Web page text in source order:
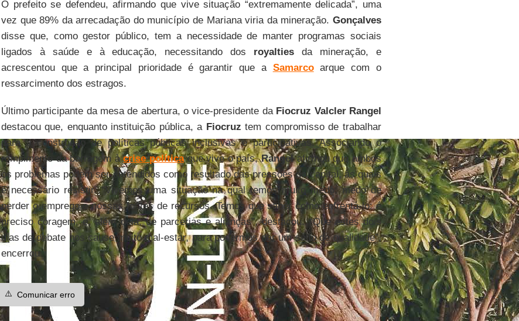
O prefeito se defendeu, afirmando que vive situação “extremamente delicada”, uma
vez que 89% da arrecadação do município de Mariana viria da mineração. Gonçalves
disse que, como gestor público, tem a necessidade de manter programas sociais
ligados à saúde e à educação, necessitando dos royalties da mineração, e
acrescentou que a principal prioridade é garantir que a Samarcoarque com o
ressarcimento dos estragos.
Último participante da mesa de abertura, o vice-presidente da Fiocruz Valcler Rangel
destacou que, enquanto instituição pública, a Fiocruz tem compromisso de trabalhar
para a construção de políticas públicas inclusivas e participativas. Associando o
rompimento da barragem àcrise políticaque vive o país,Rangelafirmou que ambos
os problemas podem ser entendidos como resultado das pressões do capital, às quais
é necessário resistir. “Vivemos uma situação na qual temos muito medo: medo de
perder o emprego e nossas fontes de recursos. Temos que saber como enfrentá-lo: é
preciso coragem, e, além dela, de parcerias e alianças”, destacou. “Que estes dois
dias de debate nos cause muito mal-estar, para podermos dar um salto de qualidade”,
encerrou.
⚠️ Comunicar erro